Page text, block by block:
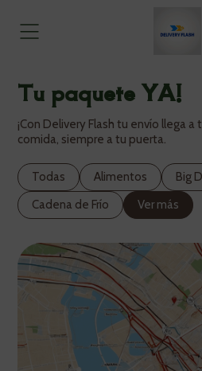
Tu paquete YA!
¡Con Delivery Flash tu envío llega
comida, siempre a tu puerta.
Todas Alimentos Big
Cadena de Frío
Ver más